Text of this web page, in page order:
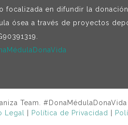
focalizada en difundir la
ósea a través de proyectos
Team. #DonaMédulaDonaVida
Legal
Política de Privacidad